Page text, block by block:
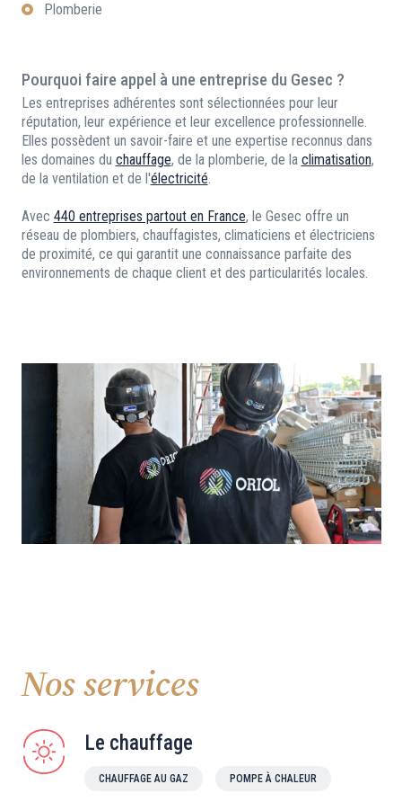
Plomberie
Pourquoi faire appel à une entreprise du Gesec ?
Les entreprises adhérentes sont sélectionnées pour leur
réputation, leur expérience et leur excellence professionnelle.
Elles possèdent un savoir-faire et une expertise reconnus dans
les domaines du chauffage, de la plomberie, de la climatisation,
de la ventilation et de l'électricité.
Avec 440 entreprises partout en France, le Gesec offre un
réseau de plombiers, chauffagistes, climaticiens et électriciens
de proximité, ce qui garantit une connaissance parfaite des
environnements de chaque client et des particularités locales.
Nos services
Le chauffage
CHAUFFAGE AU GAZ POMPE À CHALEUR